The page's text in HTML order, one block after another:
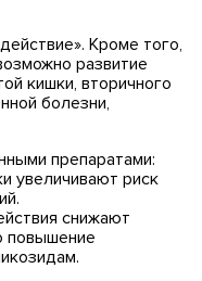
Кроме того,
развитие
кишки, вторичного
болезни,
препаратами:
увеличивают риск
снижают
повышение